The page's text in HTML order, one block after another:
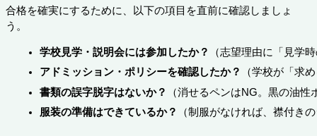
合格を確実にするために、以下の項目を直前に確認しましょ
う。
学校見学・説明会には参加したか？
（志望理由に「見学
アドミッション・ポリシーを確認したか？
（学校が「求
書類の誤字脱字はないか？
（消せるペンはNG。黒の油
服装の準備はできているか？
（制服がなければ、襟付き